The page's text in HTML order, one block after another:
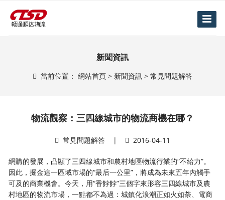
新聞資訊
當前位置： 網站首頁> 新聞資訊> 常見問題解答
物流觀察：三四線城市的物流商機在哪？
常見問題解答| 2016-04-11
網購的發展，凸顯了三四線城市和農村地區物流行業的“不給力”。
因此，掘金這一區域市場的“最后一公里”，將成為未來五年內觸手
可及的商業機會。今天，用“香餑餑”三個字來形容三四線城市及農
村地區的物流市場，一點都不為過：城鎮化浪潮正如火如荼、電商